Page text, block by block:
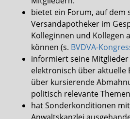
bietet ein Forum, auf dem
Versandapotheker im
Kolleginnen und Kollegen
können (s. BVDVA-
informiert seine
elektronisch über aktuelle
über kursierende
politisch relevante
hat Sonderkonditionen
Anwaltskanzlei